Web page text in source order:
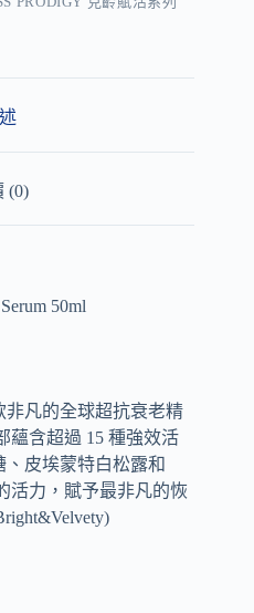
(0)
50ml
凡的全球超抗衰老精
蘊含超過 15 種強效活
皮埃蒙特白松露和
活力，賦予最非凡的恢